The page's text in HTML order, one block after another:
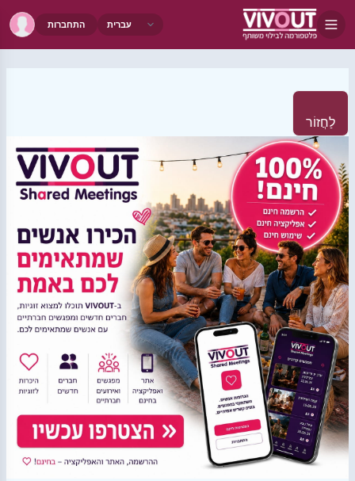
התחברות
לַחֲזוֹר